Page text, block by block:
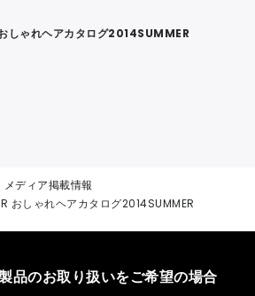
ゃれヘアカタログ2014SUMMER
メディア掲載情報
おしゃれヘアカタログ2014SUMMER
品のお取り扱いをご希望の場合